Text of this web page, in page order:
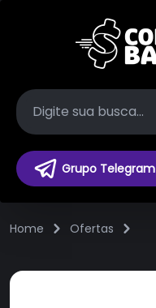
Grupo Telegram
Home Ofertas